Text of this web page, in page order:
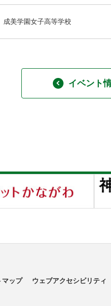
成美学園女子高等学校
イベント
マップ ウェブアクセシビリティ